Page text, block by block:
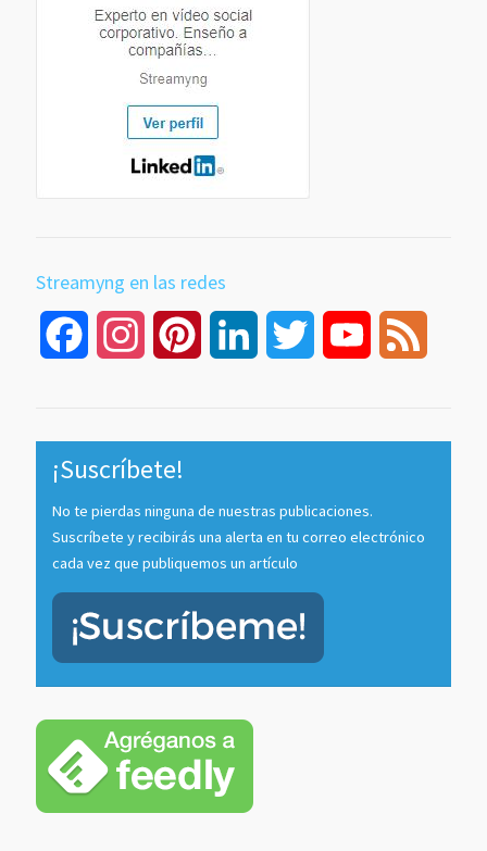
Streamyng en las redes
Facebook InstagramPinterest LinkedIn Twitter YouTube
¡Suscríbete!
No te pierdas ninguna de nuestras publicaciones.
Suscríbete y recibirás una alerta en tu correo electrónico
cada vez que publiquemos un artículo